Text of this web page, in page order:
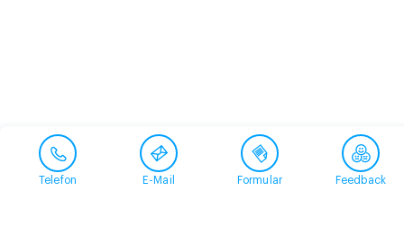
Telefon E-Mail Formular Feedback